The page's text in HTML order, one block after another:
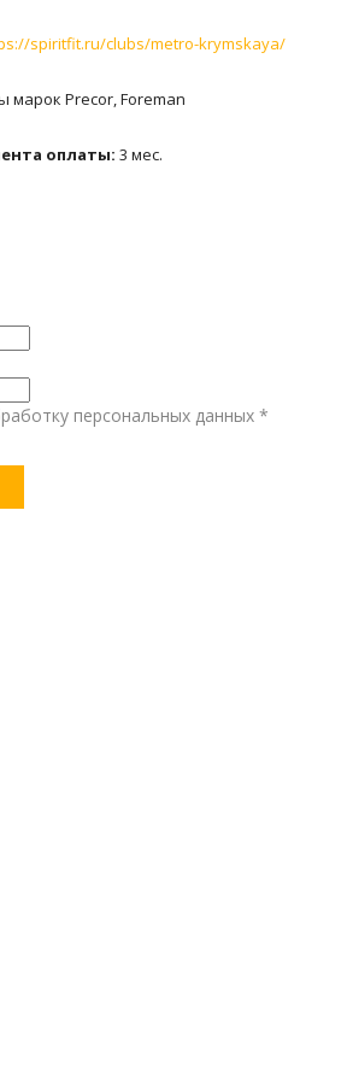
spiritfit.ru/clubs/metro-krymskaya/
марок Precor, Foreman
оплаты: 3 мес.
персональных данных *